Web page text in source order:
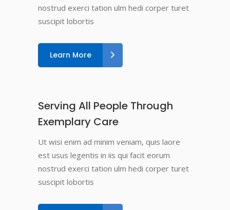
nostrud exerci tation ulm hedi corper turet
suscipit lobortis
Learn More
Serving All People Through
Exemplary Care
Ut wisi enim ad minim veniam, quis laore
est usus legentis in iis qui facit eorum
nostrud exerci tation ulm hedi corper turet
suscipit lobortis